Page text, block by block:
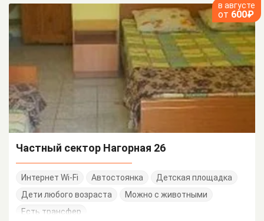
в августе
от 600₽
Частный сектор Нагорная 26
Интернет Wi-Fi Автостоянка
Детская площадка
Дети любого возраста
Можно с животными
Есть трансфер